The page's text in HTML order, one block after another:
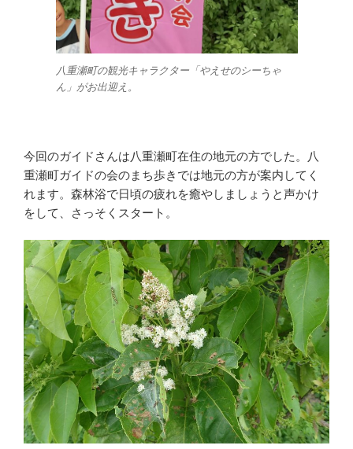
八重瀬町の観光キャラクター「やえせのシーちゃ
ん」がお出迎え。
今回のガイドさんは八重瀬町在住の地元の方でした。八
重瀬町ガイドの会のまち歩きでは地元の方が案内してく
れます。森林浴で日頃の疲れを癒やしましょうと声かけ
をして、さっそくスタート。